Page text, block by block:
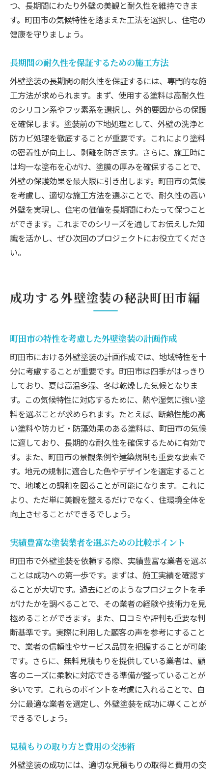
つ、長期間にわたり外壁の美観と耐久性を維持できま
す。町田市の気候特性を踏まえた工法を選択し、住宅の
健康を守りましょう。
長期間の耐久性を保証するための施工方法
外壁塗装の長期間の耐久性を保証するには、専門的な施
工方法が求められます。まず、使用する塗料は高耐久性
のシリコン系やフッ素系を選択し、外的要因からの保護
を確保します。塗装前の下地処理として、外壁の洗浄と
防カビ処理を徹底することが重要です。これにより塗料
の密着性が向上し、剥離を防ぎます。さらに、施工時に
は均一な塗布を心がけ、塗膜の厚みを確保することで、
外壁の保護効果を最大限に引き出します。町田市の気候
を考慮し、適切な施工方法を選ぶことで、耐久性の高い
外壁を実現し、住宅の価値を長期間にわたって保つこと
ができます。これまでのシリーズを通してお伝えした知
識を活かし、ぜひ次回のプロジェクトにお役立てくださ
い。
成功する外壁塗装の秘訣町田市編
町田市の特性を考慮した外壁塗装の計画作成
町田市における外壁塗装の計画作成では、地域特性を十
分に考慮することが重要です。町田市は四季がはっきり
しており、夏は高温多湿、冬は乾燥した気候となりま
す。この気候特性に対応するために、熱や湿気に強い塗
料を選ぶことが求められます。たとえば、断熱性能の高
い塗料や防カビ・防藻効果のある塗料は、町田市の気候
に適しており、長期的な耐久性を確保するために有効で
す。また、町田市の景観条例や建築規制も重要な要素で
す。地元の規制に適合した色やデザインを選定すること
で、地域との調和を図ることが可能になります。これに
より、ただ単に美観を整えるだけでなく、住環境全体を
向上させることができるでしょう。
実績豊富な塗装業者を選ぶための比較ポイント
町田市で外壁塗装を依頼する際、実績豊富な業者を選ぶ
ことは成功への第一歩です。まずは、施工実績を確認す
ることが大切です。過去にどのようなプロジェクトを手
がけたかを調べることで、その業者の経験や技術力を見
極めることができます。また、口コミや評判も重要な判
断基準です。実際に利用した顧客の声を参考にすること
で、業者の信頼性やサービス品質を把握することが可能
です。さらに、無料見積もりを提供している業者は、顧
客のニーズに柔軟に対応できる準備が整っていることが
多いです。これらのポイントを考慮に入れることで、自
分に最適な業者を選定し、外壁塗装を成功に導くことが
できるでしょう。
見積もりの取り方と費用の交渉術
外壁塗装の成功には、適切な見積もりの取得と費用の交